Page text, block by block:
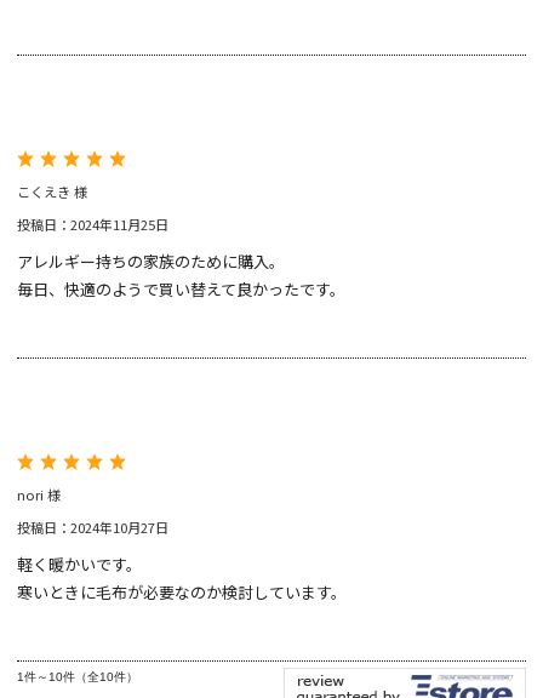
こくえき 様
投稿日：2024年11月25日
アレルギー持ちの家族のために購入。
毎日、快適のようで買い替えて良かったです。
nori 様
投稿日：2024年10月27日
軽く暖かいです。
寒いときに毛布が必要なのか検討しています。
1件～10件（全10件）